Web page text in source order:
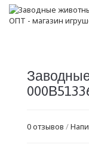
0 отзывов /